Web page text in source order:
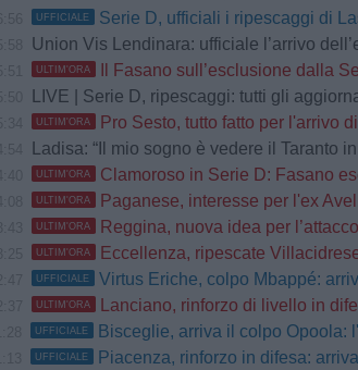
UFFICIALE Serie D, ufficiali i ripescaggi di Lascaris, Fiorenzuola,
Union Vis Lendinara: ufficiale l’arrivo dell’ex
ULTIM'ORA Il Fasano sull’esclusione dalla Serie D:
LIVE | Serie D, ripescaggi: tutti gli
ULTIM'ORA Pro Sesto, tutto fatto per l'arrivo
Ladisa: “Il mio sogno è vedere il Taranto
ULTIM'ORA Clamoroso in Serie D: Fasano escluso
ULTIM'ORA Paganese, interesse per l'ex
ULTIM'ORA Reggina, nuova idea per l’attacco:
ULTIM'ORA Eccellenza, ripescate Villacidrese e
UFFICIALE Virtus Eriche, colpo Mbappé: arriva l'omonimo
ULTIM'ORA Lanciano, rinforzo di livello in difesa: dal
UFFICIALE Bisceglie, arriva il colpo Opoola:
UFFICIALE Piacenza, rinforzo in difesa: arriva in